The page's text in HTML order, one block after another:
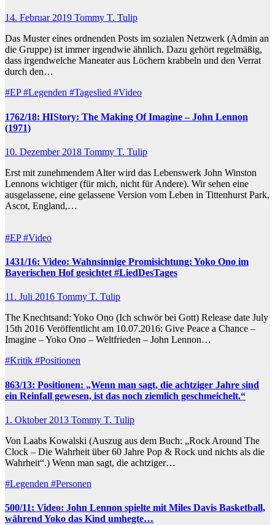
14. Februar 2019 Tommy T. Tulip
Das Muster eines ordnenden Posts im sozialen Netzwerk (Admin an
die Gruppe) ist immer irgendwie ähnlich. Dazu gehört regelmäßig,
dass irgendwelche Maneater aus Löchern krabbeln und den Verrat
durch den…
#EP#Legenden #Tageslied #Video
1762/18: HIStory: The Making Of Imagine – John Lennon
(1971)
10. Dezember 2018 Tommy T. Tulip
Erst mit zunehmendem Alter wird das Lebenswerk John Winston
Lennons wichtiger (für mich, nicht für Andere). Wir sehen eine
ausgelassene, eine gelassene Version vom Leben in Tittenhurst Park,
Ascot, England,…
#EP#Video
1431/16: Video: Wahnsinnige Promisichtung: Yoko Ono im
Bayerischen Hof gesichtet #LiedDesTages
11. Juli 2016 Tommy T. Tulip
The Knechtsand: Yoko Ono (Ich schwör bei Gott) Release date July
15th 2016 Veröffentlicht am 10.07.2016: Give Peace a Chance –
Imagine – Yoko Ono – Weltfrieden – John Lennon…
#Kritik #Positionen
863/13: Positionen: „Wenn man sagt, die achtziger Jahre sind
ein Reinfall gewesen, ist das noch ziemlich geschmeichelt.“
1. Oktober 2013 Tommy T. Tulip
Von Laabs Kowalski (Auszug aus dem Buch: „Rock Around The
Clock – Die Wahrheit über 60 Jahre Pop & Rock und nichts als die
Wahrheit“.) Wenn man sagt, die achtziger…
#Legenden #Personen
500/11: Video: John Lennon spielte mit Miles Davis Basketball,
während Yoko das Kind umhegte…